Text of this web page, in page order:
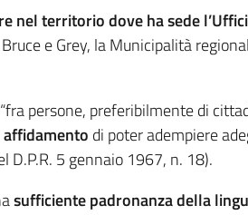
nel territorio dove ha sede
e Grey, la Municipalità
persone, preferibilmente di
affidamento di poter adempiere
D.P.R. 5 gennaio 1967, n. 18).
sufficiente padronanza della